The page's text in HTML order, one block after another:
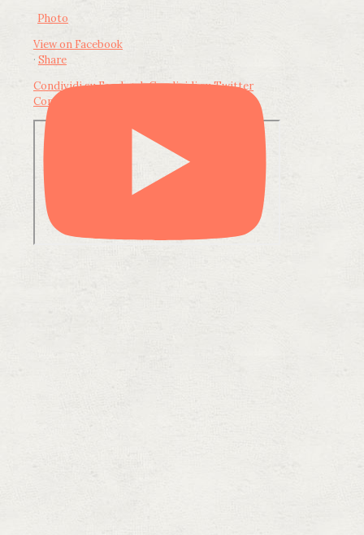
Photo
View on Facebook
· Share
Condividi su FacebookCondividi su Twitter
Condividi su LinkedIn